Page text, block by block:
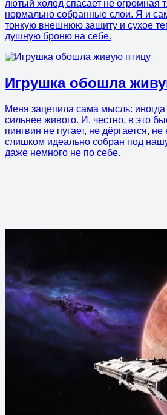
лютый холод спасает не огромная
нормально собранные слои. Я и
тонкую внешнюю защиту и сухое
душную броню на себе.
Игрушка обошла
Меня зацепила сама мысль: иногда
сильнее живого. И, честно, в это
пингвин не пугает, не дёргается,
слишком идеально собран под
даже немного не по себе.